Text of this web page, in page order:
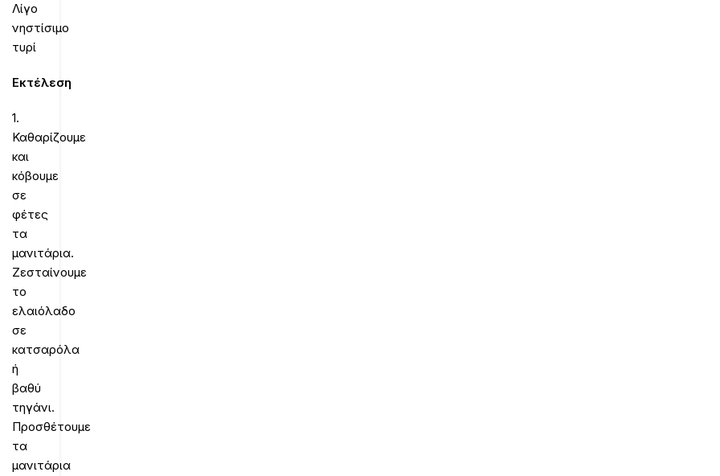
Λίγο
νηστίσιμο
τυρί
Εκτέλεση
1.
Καθαρίζουμε
και
κόβουμε
σε
φέτες
τα
μανιτάρια.
Ζεσταίνουμε
το
ελαιόλαδο
σε
κατσαρόλα
ή
βαθύ
τηγάνι.
Προσθέτουμε
τα
μανιτάρια